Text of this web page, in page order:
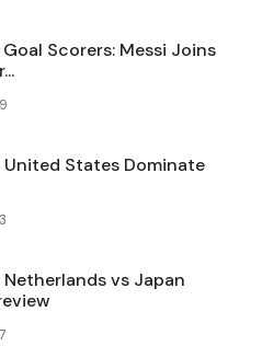
Scorers: Messi Joins
States Dominate
vs Japan